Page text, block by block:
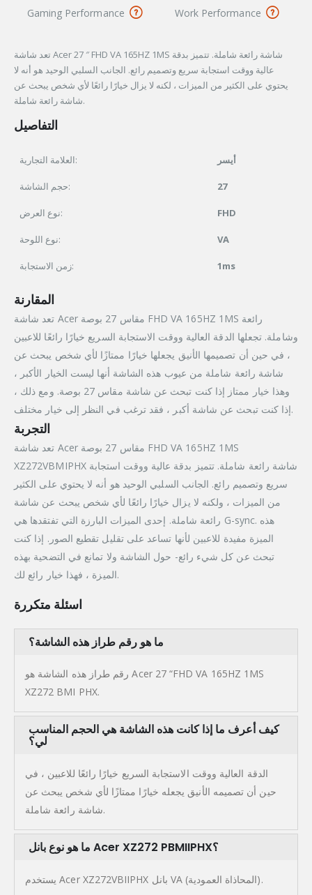
Gaming Performance Work Performance
تعد شاشة Acer 27 ″ FHD VA 165HZ 1MS شاشة رائعة شاملة. تتميز بدقة
عالية ووقت استجابة سريع وتصميم رائع. الجانب السلبي الوحيد هو أنه لا
يحتوي على الكثير من الميزات ، لكنه لا يزال خيارًا رائعًا لأي شخص يبحث عن
شاشة رائعة شاملة.
التفاصيل
العلامة التجارية: أيسر
حجم الشاشة: 27
نوع العرض: FHD
نوع اللوحة: VA
زمن الاستجابة: 1ms
المقارنة
تعد شاشة Acer مقاس 27 بوصة FHD VA 165HZ 1MS رائعة
وشاملة. تجعلها الدقة العالية ووقت الاستجابة السريع خيارًا رائعًا للاعبين
، في حين أن تصميمها الأنيق يجعلها خيارًا ممتازًا لأي شخص يبحث عن
شاشة رائعة شاملة من عيوب هذه الشاشة أنها ليست الخيار الأكبر ،
وهذا خيار ممتاز إذا كنت تبحث عن شاشة مقاس 27 بوصة. ومع ذلك ،
إذا كنت تبحث عن شاشة أكبر ، فقد ترغب في النظر إلى خيار مختلف.
التجربة
تعد شاشة Acer مقاس 27 بوصة FHD VA 165HZ 1MS
XZ272VBMIPHX شاشة رائعة شاملة. تتميز بدقة عالية ووقت استجابة
سريع وتصميم رائع. الجانب السلبي الوحيد هو أنه لا يحتوي على الكثير
من الميزات ، ولكنه لا يزال خيارًا رائعًا لأي شخص يبحث عن شاشة
رائعة شاملة. إحدى الميزات البارزة التي تفتقدها هي G-sync. هذه
الميزة مفيدة للاعبين لأنها تساعد على تقليل تقطيع الصور. إذا كنت
تبحث عن كل شيء رائع- حول الشاشة ولا تمانع في التضحية بهذه
الميزة ، فهذا خيار رائع لك.
اسئلة متكررة
ما هو رقم طراز هذه الشاشة؟
رقم طراز هذه الشاشة هو Acer 27 “FHD VA 165HZ 1MS
XZ272 BMI PHX.
كيف أعرف ما إذا كانت هذه الشاشة هي الحجم المناسب
لي؟
الدقة العالية ووقت الاستجابة السريع خيارًا رائعًا للاعبين ، في
حين أن تصميمه الأنيق يجعله خيارًا ممتازًا لأي شخص يبحث عن
شاشة رائعة شاملة.
ما هو نوع بانل Acer XZ272 PBMIIPHX؟
يستخدم Acer XZ272VBIIPHX بانل VA (المحاذاة العمودية).